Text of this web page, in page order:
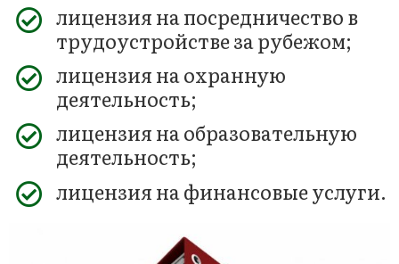
лицензия на посредничество в
трудоустройстве за рубежом;
лицензия на охранную
деятельность;
лицензия на образовательную
деятельность;
лицензия на финансовые услуги.